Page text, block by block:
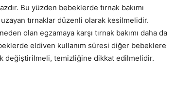
Bu yüzden bebeklerde tırnak bakımı
tırnaklar düzenli olarak kesilmelidir.
olan egzamaya karşı tırnak bakımı daha da
eldiven kullanım süresi diğer bebeklere
değiştirilmeli, temizliğine dikkat edilmelidir.